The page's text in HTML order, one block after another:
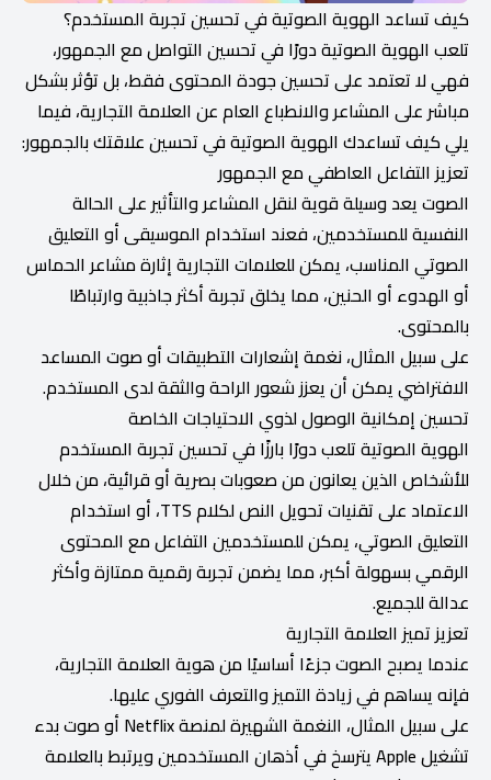
كيف تساعد الهوية الصوتية في تحسين تجربة المستخدم؟
تلعب الهوية الصوتية دورًا في تحسين التواصل مع الجمهور،
فهي لا تعتمد على تحسين جودة المحتوى فقط، بل تؤثر بشكل
مباشر على المشاعر والانطباع العام عن العلامة التجارية، فيما
يلي كيف تساعدك الهوية الصوتية في تحسين علاقتك بالجمهور:
تعزيز التفاعل العاطفي مع الجمهور
الصوت يعد وسيلة قوية لنقل المشاعر والتأثير على الحالة
النفسية للمستخدمين، فعند استخدام الموسيقى أو التعليق
الصوتي المناسب، يمكن للعلامات التجارية إثارة مشاعر الحماس
أو الهدوء أو الحنين، مما يخلق تجربة أكثر جاذبية وارتباطًا
بالمحتوى.
على سبيل المثال، نغمة إشعارات التطبيقات أو صوت المساعد
الافتراضي يمكن أن يعزز شعور الراحة والثقة لدى المستخدم.
تحسين إمكانية الوصول لذوي الاحتياجات الخاصة
الهوية الصوتية تلعب دورًا بارزًا في تحسين تجربة المستخدم
للأشخاص الذين يعانون من صعوبات بصرية أو قرائية، من خلال
الاعتماد على تقنيات تحويل النص لكلام TTS، أو استخدام
التعليق الصوتي، يمكن للمستخدمين التفاعل مع المحتوى
الرقمي بسهولة أكبر، مما يضمن تجربة رقمية ممتازة وأكثر
عدالة للجميع.
تعزيز تميز العلامة التجارية
عندما يصبح الصوت جزءًا أساسيًا من هوية العلامة التجارية،
فإنه يساهم في زيادة التميز والتعرف الفوري عليها.
على سبيل المثال، النغمة الشهيرة لمنصة Netflix أو صوت بدء
تشغيل Apple يترسخ في أذهان المستخدمين ويرتبط بالعلامة